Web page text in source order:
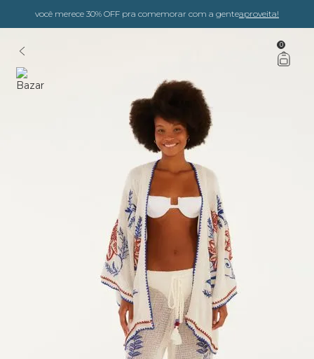
você merece 30% OFF pra comemorar com a genteaproveita!
0